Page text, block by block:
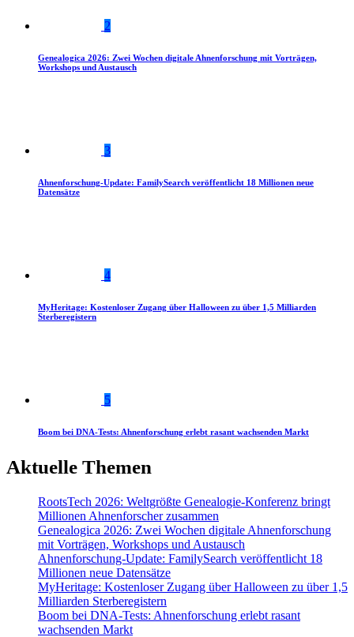
2
Genealogica 2026: Zwei Wochen digitale Ahnenforschung mit Vorträgen,
Workshops und Austausch
3
Ahnenforschung-Update: FamilySearch veröffentlicht 18 Millionen neue
Datensätze
4
MyHeritage: Kostenloser Zugang über Halloween zu über 1,5 Milliarden
Sterberegistern
5
Boom bei DNA-Tests: Ahnenforschung erlebt rasant wachsenden Markt
Aktuelle Themen
RootsTech 2026: Weltgrößte Genealogie-Konferenz bringt
Millionen Ahnenforscher zusammen
Genealogica 2026: Zwei Wochen digitale Ahnenforschung
mit Vorträgen, Workshops und Austausch
Ahnenforschung-Update: FamilySearch veröffentlicht 18
Millionen neue Datensätze
MyHeritage: Kostenloser Zugang über Halloween zu über 1,5
Milliarden Sterberegistern
Boom bei DNA-Tests: Ahnenforschung erlebt rasant
wachsenden Markt